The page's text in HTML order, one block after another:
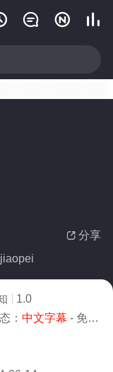
  
 分享
1.0
： 中文字幕 - 免费在线观看